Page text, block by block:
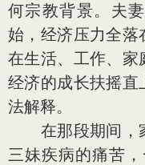
何宗教背景。夫
始，经济压力全落
在生活、工作、家
经济的成长扶摇直
法解释。
在那段期间，
三妹疾病的痛苦